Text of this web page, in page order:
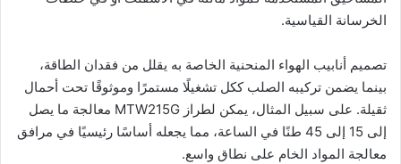
الخرسانة القياسية.
تصميم أنابيب الهواء المنحنية الخاصة به يقلل من فقدان الطاقة،
بينما يضمن تركيبه الصلب ككل تشغيلًا مستمرًا وموثوقًا تحت أحمال
ثقيلة. على سبيل المثال، يمكن لطراز MTW215G معالجة ما يصل
إلى 15 إلى 45 طنًا في الساعة، مما يجعله أساسًا رئيسيًا في مرافق
معالجة المواد الخام على نطاق واسع.